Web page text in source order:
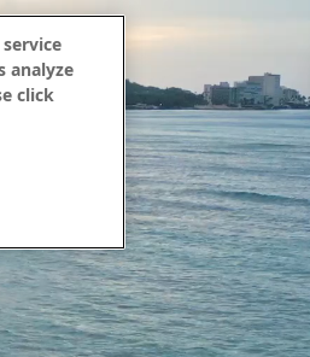
analyze
click